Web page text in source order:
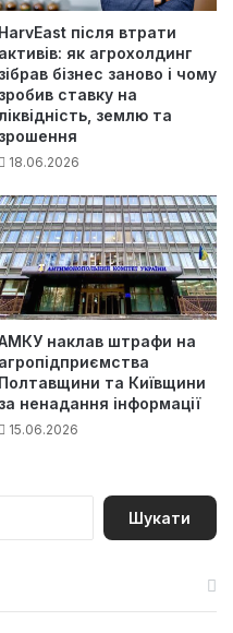
HarvEast після втрати
активів: як агрохолдинг
зібрав бізнес заново і чому
зробив ставку на
землю та
зрошення
18.06.2026
наклав штрафи на
агропідприємства
Полтавщини та Київщини
за ненадання інформації
15.06.2026
П